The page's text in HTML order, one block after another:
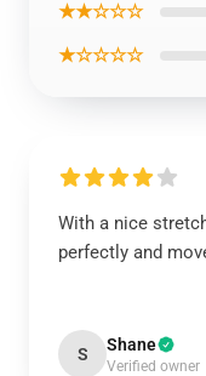
★★☆☆☆
★☆☆☆☆
With a nice
perfectly and
S Shane
Verified owner